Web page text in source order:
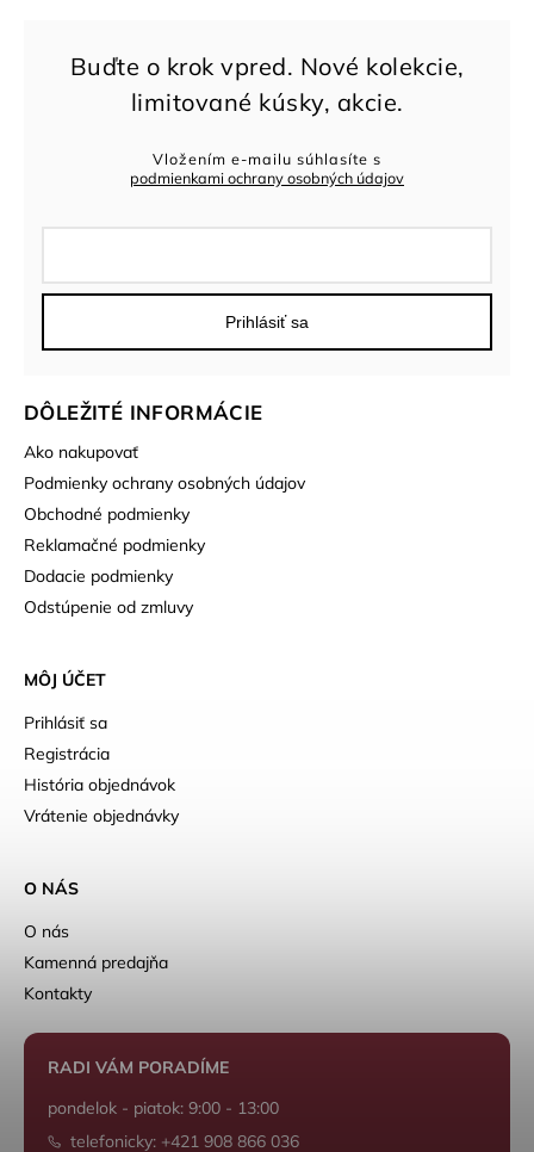
DÔLEŽITÉ INFORMÁCIE
Ako nakupovať
Podmienky ochrany osobných údajov
Obchodné podmienky
Reklamačné podmienky
Dodacie podmienky
Odstúpenie od zmluvy
MÔJ ÚČET
Prihlásiť sa
Registrácia
História objednávok
Vrátenie objednávky
Vložením e-mailu súhlasíte s
podmienkami ochrany osobných údajov
Prihlásiť sa
O NÁS
O nás
Kamenná predajňa
Kontakty
RADI VÁM PORADÍME
pondelok - piatok: 9:00 - 13:00
telefonicky: +421 908 866 036